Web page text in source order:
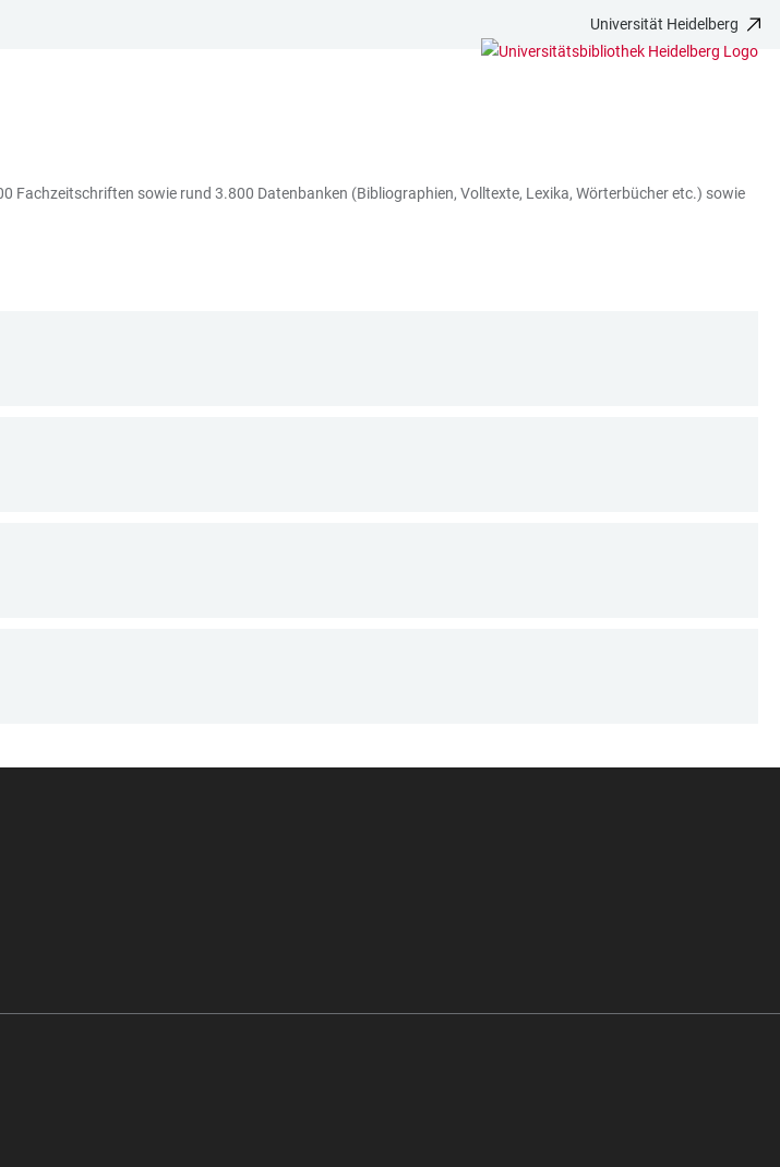
Universität Heidelberg
sowie rund 3.800 Datenbanken (Bibliographien, Volltexte, Lexika, Wörterbücher etc.) sowie